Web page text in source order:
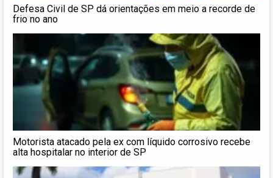
Defesa Civil de SP dá orientações em meio a recorde de
frio no ano
Motorista atacado pela ex com líquido corrosivo recebe
alta hospitalar no interior de SP